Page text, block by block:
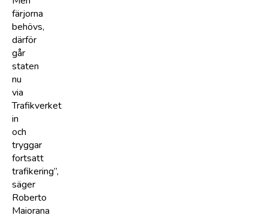
färjorna
behövs,
därför
går
staten
nu
via
Trafikverket
in
och
tryggar
fortsatt
trafikering”,
säger
Roberto
Maiorana